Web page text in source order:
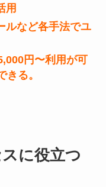
用
ルなど各手法でユ
円〜利用が可
る。
に役立つ